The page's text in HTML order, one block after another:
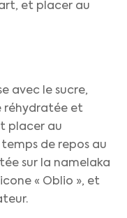
et placer au
avec le sucre,
réhydratée et
placer au
de repos au
sur la namelaka
« Oblio », et